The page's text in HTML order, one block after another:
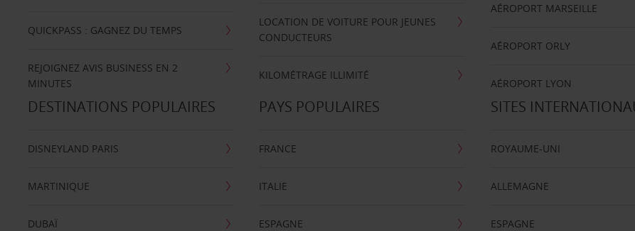
QUICKPASS : GAGNEZ DU TEMPS
REJOIGNEZ AVIS BUSINESS EN 2
MINUTES
LOCATION DE VOITURE POUR JEUNES
CONDUCTEURS
KILOMÉTRAGE ILLIMITÉ
AÉROPORT MARSEILLE
AÉROPORT ORLY
AÉROPORT LYON
DESTINATIONS POPULAIRES
DISNEYLAND PARIS
MARTINIQUE
DUBAÏ
PAYS POPULAIRES
FRANCE
ITALIE
ESPAGNE
SITES
ROYAUME-UNI
ALLEMAGNE
ESPAGNE